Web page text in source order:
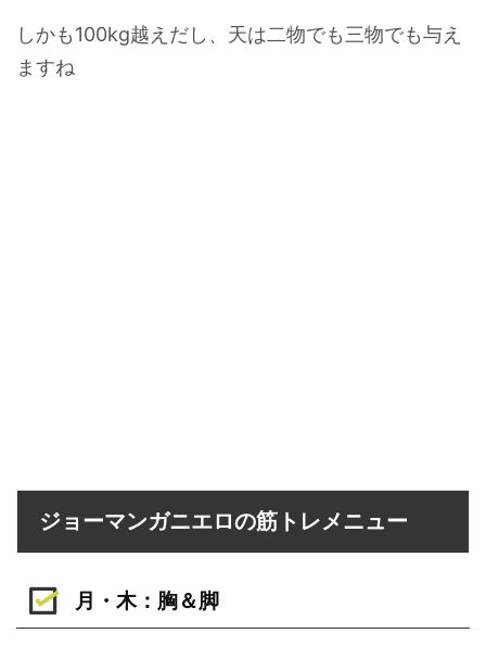
しかも100kg越えだし、天は二物でも三物でも与え
ますね
ジョーマンガニエロの筋トレメニュー
月・木：胸＆脚